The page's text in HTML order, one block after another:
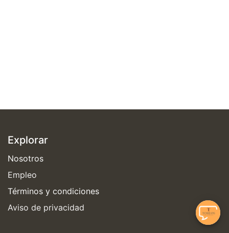
Explorar
Nosotros
Empleo
Términos y condiciones
Aviso de privacidad